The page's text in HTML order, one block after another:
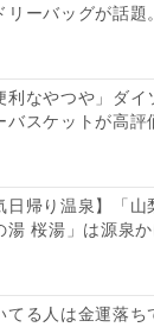
で使える「不
、心から離れな
ーバッグが話題
利なやつや」ダ
バスケットが高評
日帰り温泉】「山
湯 桜湯」は源泉か
てる人は金運落